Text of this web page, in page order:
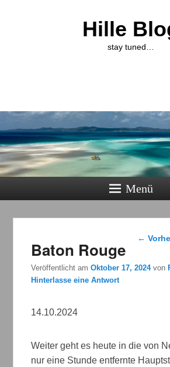
Hille
stay tuned…
Menü
←
Baton Rouge
Veröffentlicht amOktober 17, 2024 von
Hinterlasse eine Antwort
14.10.2024
Weiter geht es heute in die von
nur eine Stunde entfernte